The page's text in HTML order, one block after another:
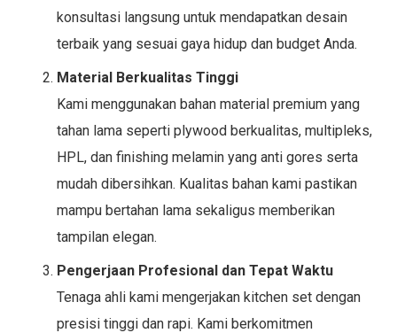
konsultasi langsung untuk mendapatkan desain
terbaik yang sesuai gaya hidup dan budget Anda.
Material Berkualitas Tinggi
Kami menggunakan bahan material premium yang
tahan lama seperti plywood berkualitas, multipleks,
HPL, dan finishing melamin yang anti gores serta
mudah dibersihkan. Kualitas bahan kami pastikan
mampu bertahan lama sekaligus memberikan
tampilan elegan.
Pengerjaan Profesional dan Tepat Waktu
Tenaga ahli kami mengerjakan kitchen set dengan
presisi tinggi dan rapi. Kami berkomitmen